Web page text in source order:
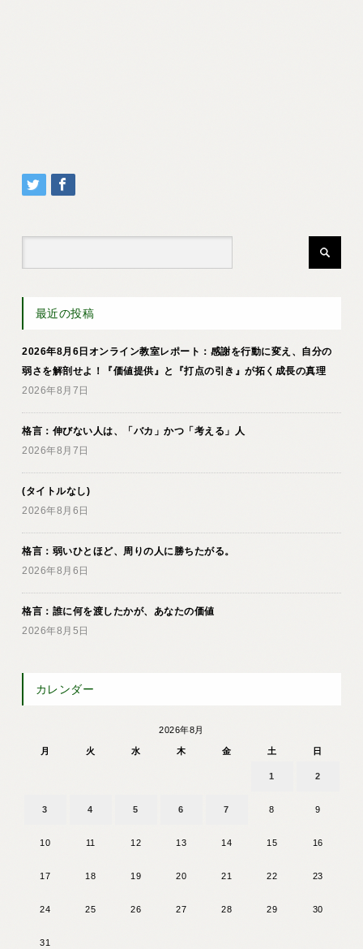
最近の投稿
2026年8月6日オンライン教室レポート：感謝を行動に変え、自分の
弱さを解剖せよ！『価値提供』と『打点の引き』が拓く成長の真理
2026年8月7日
格言：伸びない人は、「バカ」かつ「考える」人
2026年8月7日
(タイトルなし)
2026年8月6日
格言：弱いひとほど、周りの人に勝ちたがる。
2026年8月6日
格言：誰に何を渡したかが、あなたの価値
2026年8月5日
カレンダー
2026年8月
月 火 水 木 金 土 日
1 2
3 4 5 6 7 8 9
10 11 12 13 14 15 16
17 18 19 20 21 22 23
24 25 26 27 28 29 30
31